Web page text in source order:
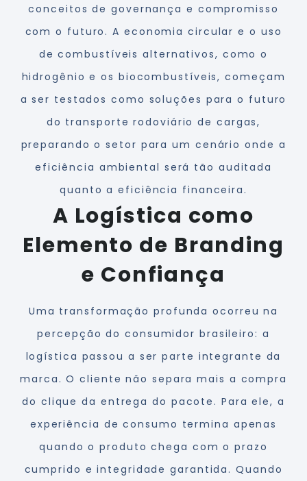
conceitos de governança e compromisso
com o futuro. A economia circular e o uso
de combustíveis alternativos, como o
hidrogênio e os biocombustíveis, começam
a ser testados como soluções para o futuro
do transporte rodoviário de cargas,
preparando o setor para um cenário onde a
eficiência ambiental será tão auditada
quanto a eficiência financeira.
A Logística como
Elemento de Branding
e Confiança
Uma transformação profunda ocorreu na
percepção do consumidor brasileiro: a
logística passou a ser parte integrante da
marca. O cliente não separa mais a compra
do clique da entrega do pacote. Para ele, a
experiência de consumo termina apenas
quando o produto chega com o prazo
cumprido e integridade garantida. Quando